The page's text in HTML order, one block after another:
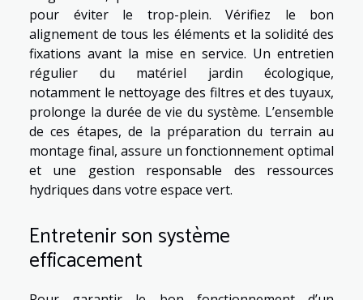
pour éviter le trop-plein. Vérifiez le bon
alignement de tous les éléments et la solidité des
fixations avant la mise en service. Un entretien
régulier du matériel jardin écologique,
notamment le nettoyage des filtres et des tuyaux,
prolonge la durée de vie du système. L’ensemble
de ces étapes, de la préparation du terrain au
montage final, assure un fonctionnement optimal
et une gestion responsable des ressources
hydriques dans votre espace vert.
Entretenir son système
efficacement